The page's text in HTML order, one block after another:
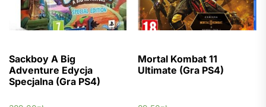
Sackboy A Big
Adventure Edycja
Specjalna (Gra PS4)
Mortal Kombat 11
Ultimate (Gra PS4)